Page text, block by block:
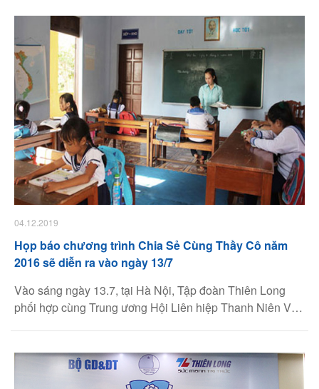
04.12.2019
Họp báo chương trình Chia Sẻ Cùng Thầy Cô năm
2016 sẽ diễn ra vào ngày 13/7
Vào sáng ngày 13.7, tại Hà Nội, Tập đoàn Thiên Long
phối hợp cùng Trung ương Hội Liên hiệp Thanh Niên Việt
nay, chương trình triển khai nhiều hoạt động hỗ trợ giáo
viên vùng biển đảo.